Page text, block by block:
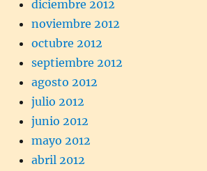
diciembre 2012
noviembre 2012
octubre 2012
septiembre 2012
agosto 2012
julio 2012
junio 2012
mayo 2012
abril 2012